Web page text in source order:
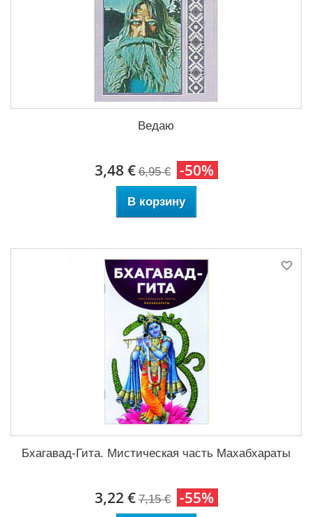
Ведаю
3,48 € 6,95 € -50%
В корзину
Бхагавад-Гита. Мистическая часть Махабхараты
3,22 € 7,15 € -55%